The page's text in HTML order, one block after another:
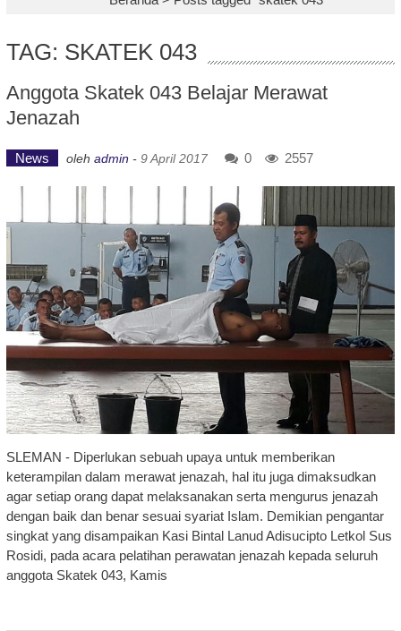
TAG: SKATEK 043
Anggota Skatek 043 Belajar Merawat
Jenazah
News oleh admin - 9 April 2017 0 2557
SLEMAN - Diperlukan sebuah upaya untuk memberikan
keterampilan dalam merawat jenazah, hal itu juga dimaksudkan
agar setiap orang dapat melaksanakan serta mengurus jenazah
dengan baik dan benar sesuai syariat Islam. Demikian pengantar
singkat yang disampaikan Kasi Bintal Lanud Adisucipto Letkol Sus
Rosidi, pada acara pelatihan perawatan jenazah kepada seluruh
anggota Skatek 043, Kamis